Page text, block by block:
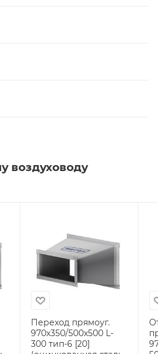
воздуховоду
Переход прямоуг.
970х350/500х500 L-
300 тип-6 [20]